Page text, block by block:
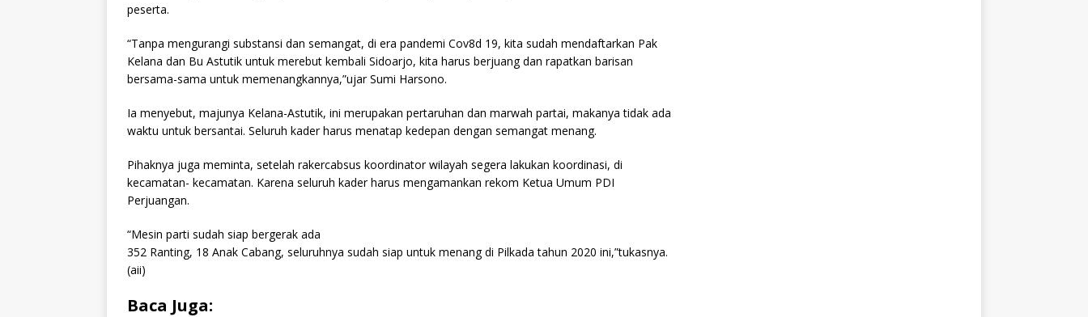
peserta.
“Tanpa mengurangi substansi dan semangat, di era pandemi Cov8d 19, kita sudah mendaftarkan Pak
Kelana dan Bu Astutik untuk merebut kembali Sidoarjo, kita harus berjuang dan rapatkan barisan
bersama-sama untuk memenangkannya,”ujar Sumi Harsono.
Ia menyebut, majunya Kelana-Astutik, ini merupakan pertaruhan dan marwah partai, makanya tidak ada
waktu untuk bersantai. Seluruh kader harus menatap kedepan dengan semangat menang.
Pihaknya juga meminta, setelah rakercabsus koordinator wilayah segera lakukan koordinasi, di
kecamatan- kecamatan. Karena seluruh kader harus mengamankan rekom Ketua Umum PDI
Perjuangan.
“Mesin parti sudah siap bergerak ada
352 Ranting, 18 Anak Cabang, seluruhnya sudah siap untuk menang di Pilkada tahun 2020 ini,”tukasnya.
(aii)
Baca Juga: